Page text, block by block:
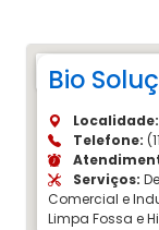
Bio
Localidade:
Telefone:
Serviços:
Comercial e
Limpa Fossa e